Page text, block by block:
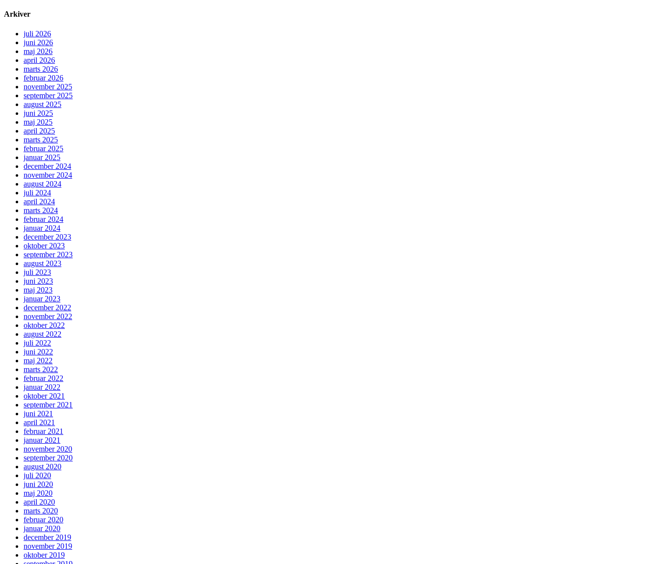
Arkiver
juli 2026
juni 2026
maj 2026
april 2026
marts 2026
februar 2026
november 2025
september 2025
august 2025
juni 2025
maj 2025
april 2025
marts 2025
februar 2025
januar 2025
december 2024
november 2024
august 2024
juli 2024
april 2024
marts 2024
februar 2024
januar 2024
december 2023
oktober 2023
september 2023
august 2023
juli 2023
juni 2023
maj 2023
januar 2023
december 2022
november 2022
oktober 2022
august 2022
juli 2022
juni 2022
maj 2022
marts 2022
februar 2022
januar 2022
oktober 2021
september 2021
juni 2021
april 2021
februar 2021
januar 2021
november 2020
september 2020
august 2020
juli 2020
juni 2020
maj 2020
april 2020
marts 2020
februar 2020
januar 2020
december 2019
november 2019
oktober 2019